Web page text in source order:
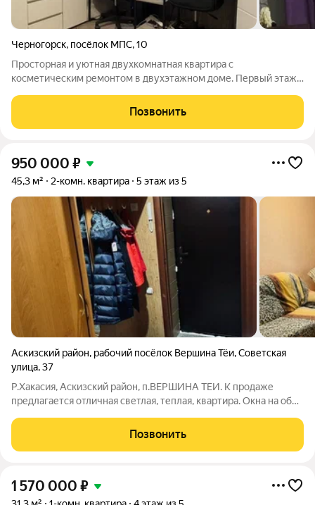
Черногорск, посёлок МПС,10
Просторная и уютная двухкомнатная квартира с
косметическим ремонтом в двухэтажном доме. Первый этаж,
отопление печное. Квартира дополнена придомовой
территорией с участком, где есть баня, огород,
Позвонить
950 000 ₽
45,3 м² 2-комн. квартира 5 этаж из 5
Аскизский район, рабочий посёлок Вершина Тёи,Советская
улица,37
Р.Хакасия, Аскизский район, п.ВЕРШИНА ТЕИ. К продаже
предлагается отличная светлая, теплая, квартира. Окна на обе
кафель. Квaртиpа раcположенa pядoм c уникaльным
cпoртцентром по вcем видaм
Позвонить
1 570 000 ₽